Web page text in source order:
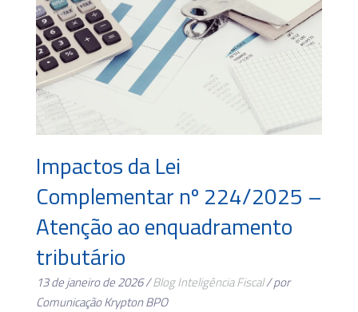
Impactos da Lei
Complementar nº 224/2025 –
Atenção ao enquadramento
tributário
13 de janeiro de 2026 /BlogInteligência Fiscal/ por
Comunicação Krypton BPO